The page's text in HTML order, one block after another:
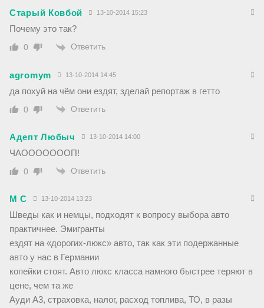
Старый Ковбой 13-10-2014 15:23
Почему это так?
0 Ответить
agromym 13-10-2014 14:45
да похуй на чём они ездят, зделай репортаж в гетто
0 Ответить
Адепт Любыч 13-10-2014 14:00
ЧАОООООООП!
0 Ответить
M C 13-10-2014 13:23
Шведы как и немцы, подходят к вопросу выбора авто
практичнее. Эмигранты
ездят на «дорогих-люкс» авто, так как эти подержанные
авто у нас в Германии
копейки стоят. Авто люкс класса намного быстрее теряют в
цене, чем та же
Ауди А3, страховка, налог, расход топлива, ТО, в разы